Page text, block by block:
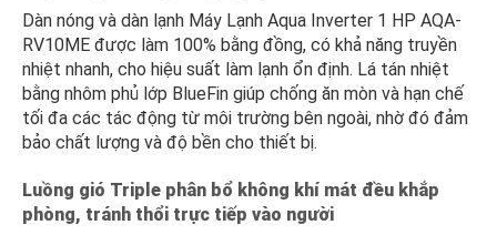
Dàn nóng và dàn lạnh Máy Lạnh Aqua Inverter 1 HP AQA-
RV10ME được làm 100% bằng đồng, có khả năng truyền
nhiệt nhanh, cho hiệu suất làm lạnh ổn định. Lá tán nhiệt
bằng nhôm phủ lớp BlueFin giúp chống ăn mòn và hạn chế
tối đa các tác động từ môi trường bên ngoài, nhờ đó đảm
bảo chất lượng và độ bền cho thiết bị.
Luồng gió Triple phân bổ không khí mát đều khắp
phòng, tránh thổi trực tiếp vào người